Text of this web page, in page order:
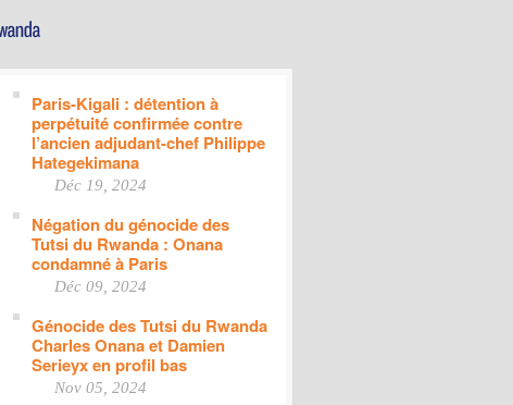
Paris-Kigali : détention à
perpétuité confirmée contre
l’ancien adjudant-chef Philippe
Hategekimana
Déc 19, 2024
Négation du génocide des
Tutsi du Rwanda : Onana
condamné à Paris
Déc 09, 2024
Génocide des Tutsi du Rwanda
Charles Onana et Damien
Serieyx en profil bas
Nov 05, 2024